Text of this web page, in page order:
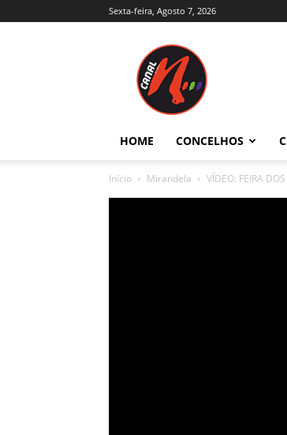
Sexta-feira, Agosto 7, 2026
Trás-
e
Alto
HOME CONCELHOS
Início Mirandela VÍDEO: FEIRA